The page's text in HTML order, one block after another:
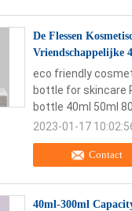
De Flessen
Vriendschappelijke
Contact
eco friendly
bottle for skincare
bottle 40ml 50ml
2023-01-17
40ml-300ml